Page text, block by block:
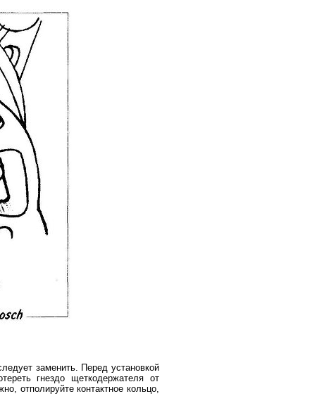
заменить. Перед установкой
гнездо щеткодержателя от
отполируйте контактное кольцо,